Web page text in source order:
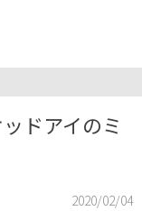
ドアイのミ
2020/02/04